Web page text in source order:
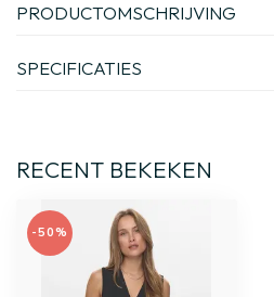
PRODUCTOMSCHRIJVING
SPECIFICATIES
RECENT BEKEKEN
-50%